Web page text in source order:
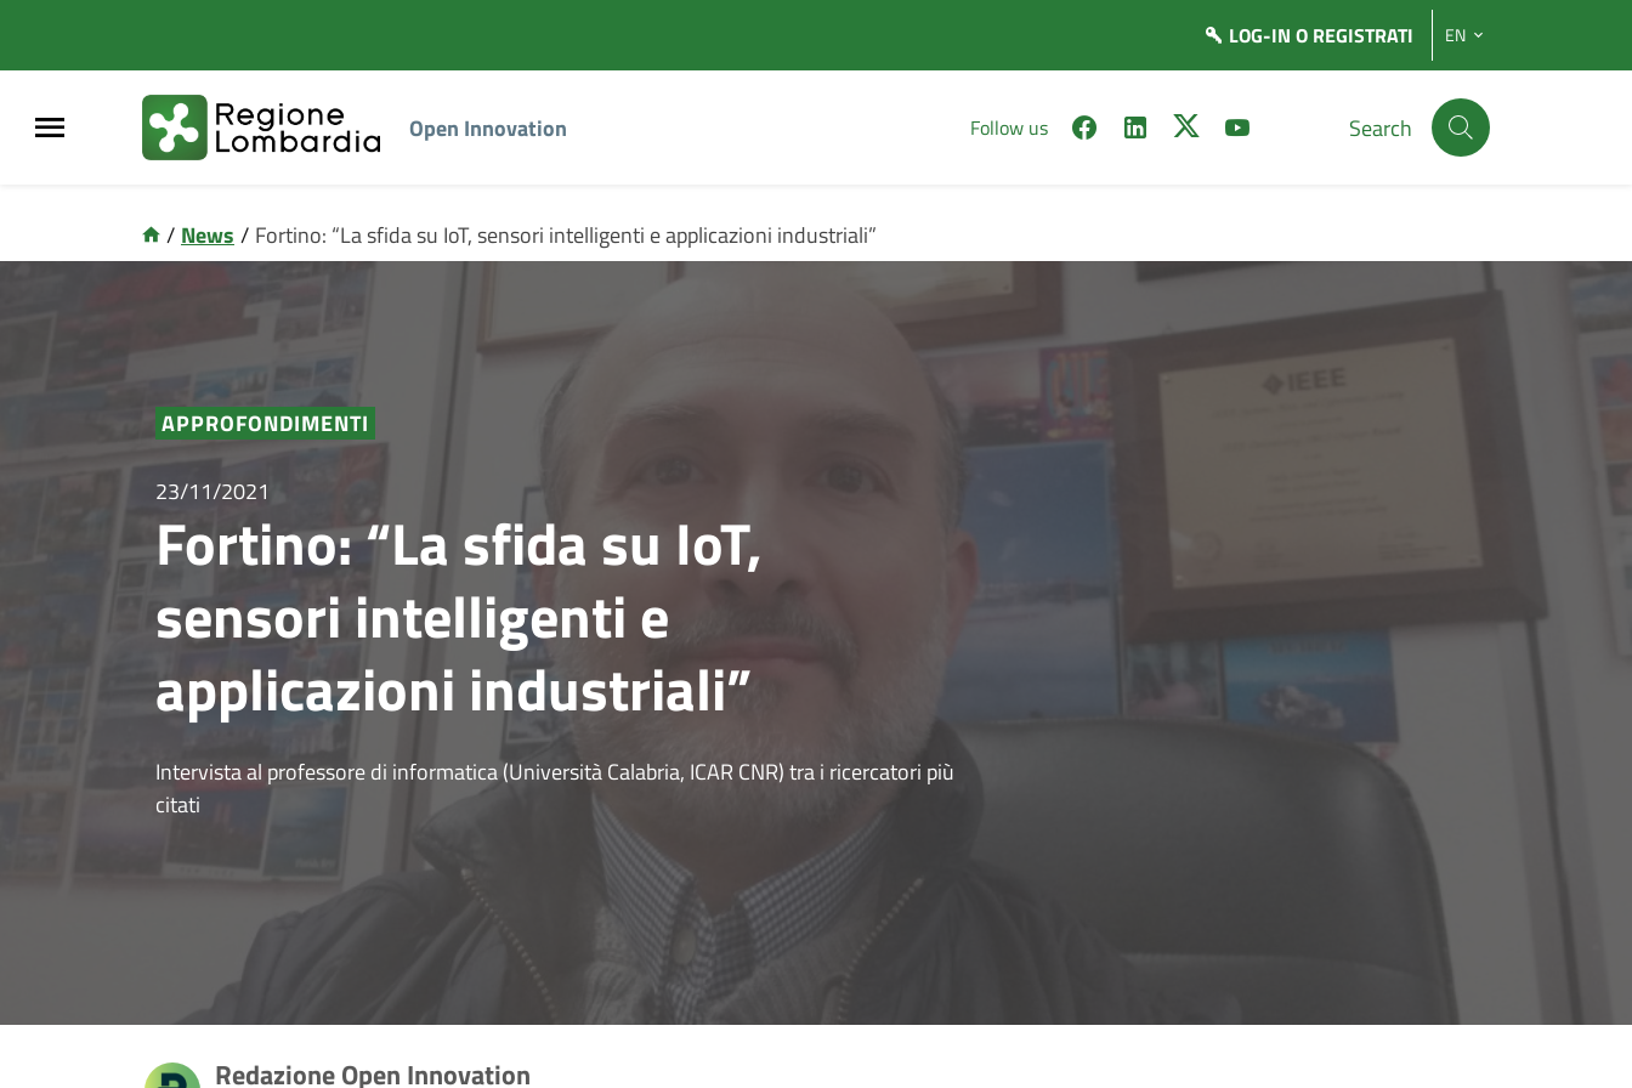
contenuto
footer
LOG-IN O REGISTRATI EN
Open Innovation Follow us Search
/ News / Fortino: “La sfida su IoT, sensori intelligenti e applicazioni industriali”
APPROFONDIMENTI
23/11/2021
Fortino: “La sfida su IoT,
sensori intelligenti e
applicazioni industriali”
Intervista al professore di informatica (Università Calabria, ICAR CNR) tra i ricercatori più
citati
Redazione Open Innovation